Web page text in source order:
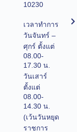
10230
เวลาทำการ
วันจันทร์ –
ศุกร์ ตั้งแต่
08.00-
17.30 น.
วันเสาร์
ตั้งแต่
08.00-
14.30 น.
(เว้นวันหยุด
ราชการ